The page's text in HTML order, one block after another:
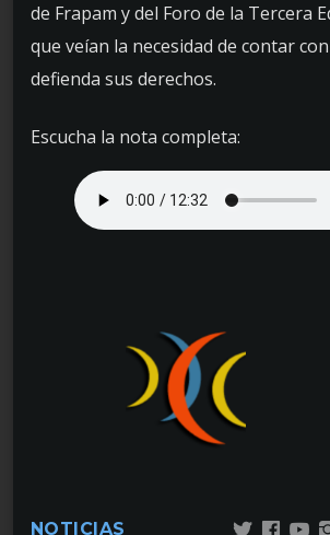
de Frapam y del Foro de la Tercera
que veían la necesidad de contar
defienda sus derechos.
Escucha la nota completa:
NOTICIAS